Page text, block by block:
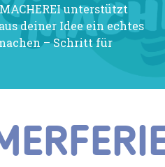
unterstützt
deiner Idee ein echtes
– Schritt für